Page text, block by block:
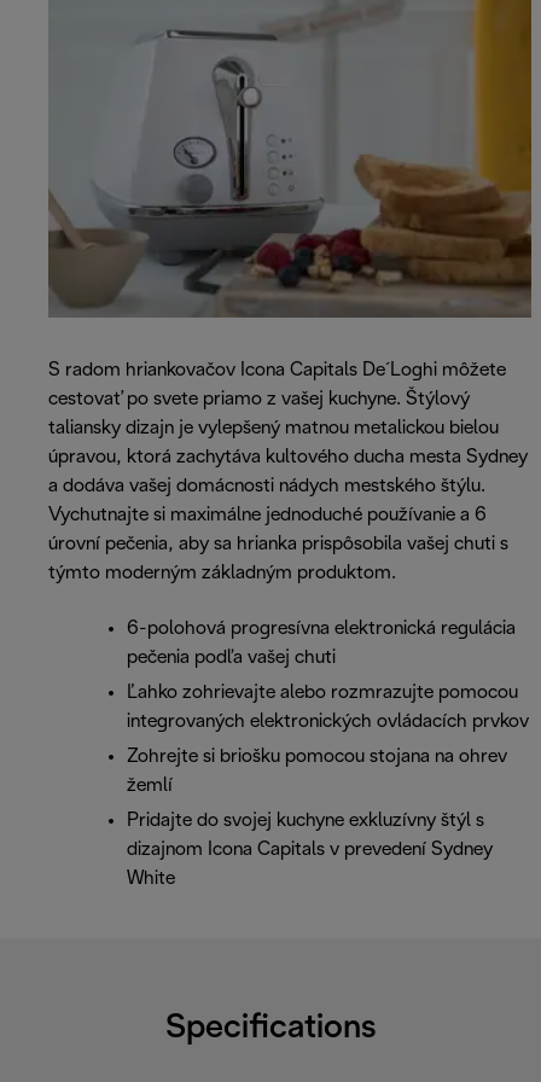
S radom hriankovačov Icona Capitals De´Loghi môžete
cestovať po svete priamo z vašej kuchyne. Štýlový
taliansky dizajn je vylepšený matnou metalickou bielou
úpravou, ktorá zachytáva kultového ducha mesta Sydney
a dodáva vašej domácnosti nádych mestského štýlu.
Vychutnajte si maximálne jednoduché používanie a 6
úrovní pečenia, aby sa hrianka prispôsobila vašej chuti s
týmto moderným základným produktom.
6-polohová progresívna elektronická regulácia
pečenia podľa vašej chuti
Ľahko zohrievajte alebo rozmrazujte pomocou
integrovaných elektronických ovládacích prvkov
Zohrejte si briošku pomocou stojana na ohrev
žemlí
Pridajte do svojej kuchyne exkluzívny štýl s
dizajnom Icona Capitals v prevedení Sydney
White
Specifications